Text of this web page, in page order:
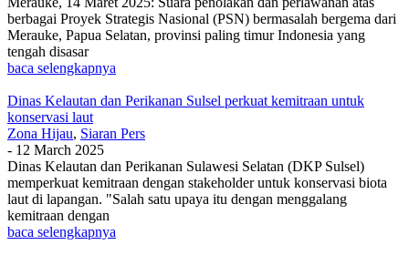
berbagai Proyek Strategis Nasional (PSN) bermasalah bergema dari
Merauke, Papua Selatan, provinsi paling timur Indonesia yang
tengah disasar
baca selengkapnya
Dinas Kelautan dan Perikanan Sulsel perkuat kemitraan untuk
konservasi laut
Zona Hijau, Siaran Pers
- 12 March 2025
Dinas Kelautan dan Perikanan Sulawesi Selatan (DKP Sulsel)
memperkuat kemitraan dengan stakeholder untuk konservasi biota
laut di lapangan. "Salah satu upaya itu dengan menggalang
kemitraan dengan
baca selengkapnya